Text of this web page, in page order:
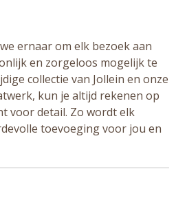
ernaar om elk bezoek aan
en zorgeloos mogelijk te
collectie van Jollein en onze
kun je altijd rekenen op
voor detail. Zo wordt elk
toevoeging voor jou en